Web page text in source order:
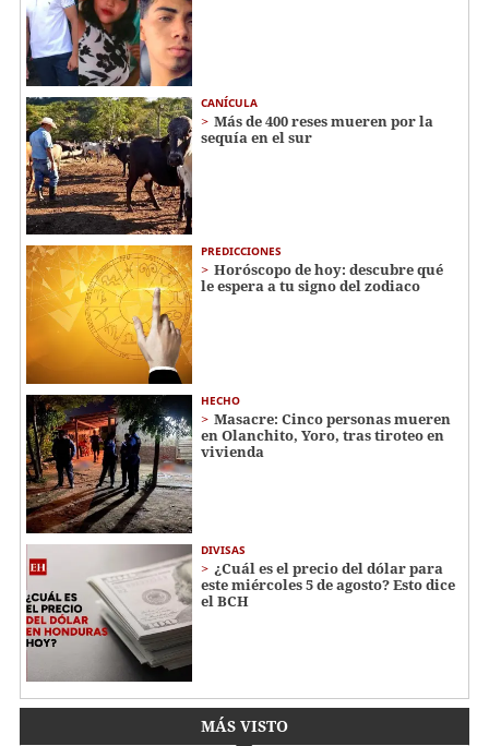
CANÍCULA
Más de 400 reses mueren por la
sequía en el sur
PREDICCIONES
Horóscopo de hoy: descubre qué
le espera a tu signo del zodiaco
HECHO
Masacre: Cinco personas mueren
en Olanchito, Yoro, tras tiroteo en
vivienda
DIVISAS
¿Cuál es el precio del dólar para
este miércoles 5 de agosto? Esto dice
el BCH
MÁS VISTO